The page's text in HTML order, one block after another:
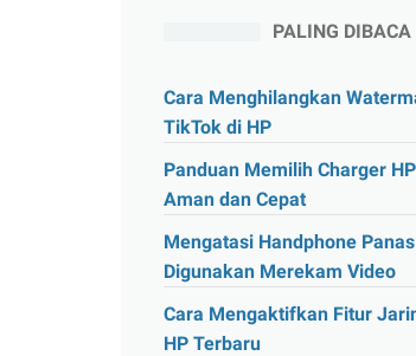
PALING DIBACA
Cara Menghilangkan
TikTok di HP
Panduan Memilih Charger
Aman dan Cepat
Mengatasi Handphone
Digunakan Merekam Video
Cara Mengaktifkan Fitur
HP Terbaru